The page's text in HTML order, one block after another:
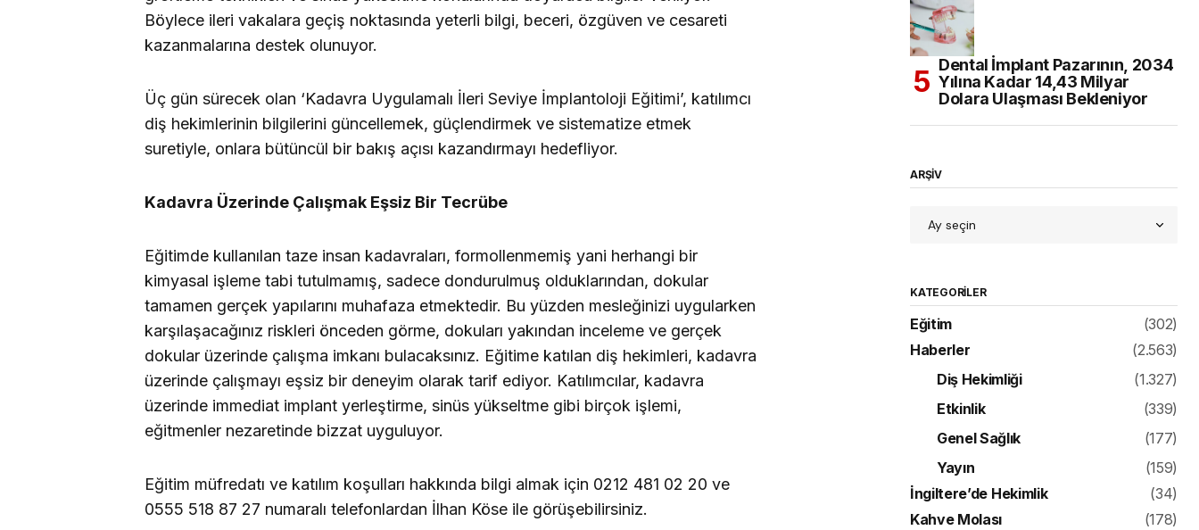
Böylece ileri vakalara geçiş noktasında yeterli bilgi, beceri, özgüven ve cesareti
kazanmalarına destek olunuyor.
Üç gün sürecek olan ‘Kadavra Uygulamalı İleri Seviye İmplantoloji Eğitimi’, katılımcı
diş hekimlerinin bilgilerini güncellemek, güçlendirmek ve sistematize etmek
suretiyle, onlara bütüncül bir bakış açısı kazandırmayı hedefliyor.
Kadavra Üzerinde Çalışmak Eşsiz Bir Tecrübe
Eğitimde kullanılan taze insan kadavraları, formollenmemiş yani herhangi bir
kimyasal işleme tabi tutulmamış, sadece dondurulmuş olduklarından, dokular
tamamen gerçek yapılarını muhafaza etmektedir. Bu yüzden mesleğinizi uygularken
karşılaşacağınız riskleri önceden görme, dokuları yakından inceleme ve gerçek
dokular üzerinde çalışma imkanı bulacaksınız. Eğitime katılan diş hekimleri, kadavra
üzerinde çalışmayı eşsiz bir deneyim olarak tarif ediyor. Katılımcılar, kadavra
üzerinde immediat implant yerleştirme, sinüs yükseltme gibi birçok işlemi,
eğitmenler nezaretinde bizzat uyguluyor.
Eğitim müfredatı ve katılım koşulları hakkında bilgi almak için 0212 481 02 20 ve
0555 518 87 27 numaralı telefonlardan İlhan Köse ile görüşebilirsiniz.
Dental İmplant Pazarının, 2034
Yılına Kadar 14,43 Milyar
Dolara Ulaşması Bekleniyor
ARŞİV
KATEGORILER
Eğitim
(302)
Haberler
(2.563)
Diş Hekimliği
(1.327)
Etkinlik
(339)
Genel Sağlık
(177)
Yayın
(159)
İngiltere’de Hekimlik
(34)
Kahve Molası
(178)